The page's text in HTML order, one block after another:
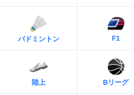
バドミントン F1
陸上 Bリーグ